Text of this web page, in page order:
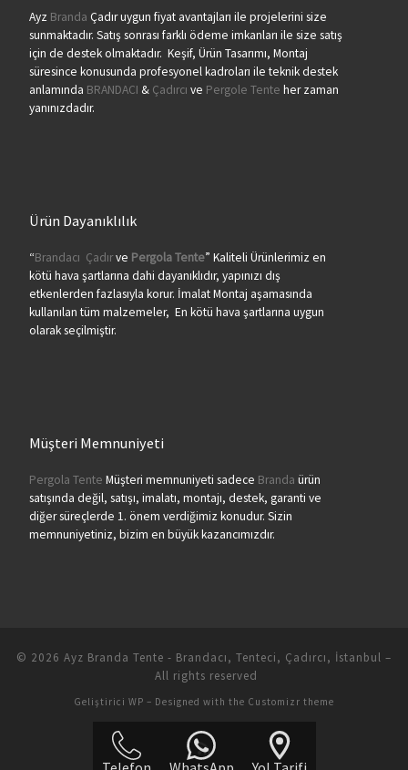
Ayz Branda Çadır uygun fiyat avantajları ile projelerini size
sunmaktadır. Satış sonrası farklı ödeme imkanları ile size satış
için de destek olmaktadır. Keşif, Ürün Tasarımı, Montaj
süresince konusunda profesyonel kadroları ile teknik destek
anlamında BRANDACI & Çadırcı ve Pergole Tente her zaman
yanınızdadır.
Ürün Dayanıklılık
“Brandacı Çadırve PergolaTente” Kaliteli Ürünlerimiz en
kötü hava şartlarına dahi dayanıklıdır, yapınızı dış
etkenlerden fazlasıyla korur. İmalat Montaj aşamasında
kullanılan tüm malzemeler, En kötü hava şartlarına uygun
olarak seçilmiştir.
Müşteri Memnuniyeti
Pergola Tente Müşteri memnuniyeti sadece Branda ürün
satışında değil, satışı, imalatı, montajı, destek, garanti ve
diğer süreçlerde 1. önem verdiğimiz konudur. Sizin
memnuniyetiniz, bizim en büyük kazancımızdır.
© 2026 Ayz Branda Tente - Brandacı, Tenteci, Çadırcı, İstanbul –
All rights reserved
Geliştirici WP – Designed with the Customizr theme